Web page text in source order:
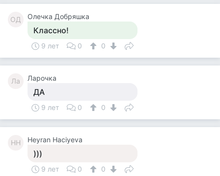
ОД Олечка Добряшка
Классно!
9 лет 0 0
Ла Ларочка
ДА
9 лет 0 0
HH Heyran Haciyeva
)))
9 лет 0 0